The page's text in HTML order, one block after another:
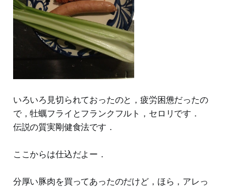
いろいろ見切られておったのと，疲労困憊だったの
で，牡蠣フライとフランクフルト，セロリです．
伝説の質実剛健食法です．
ここからは仕込だよー．
分厚い豚肉を買ってあったのだけど，ほら，アレっ